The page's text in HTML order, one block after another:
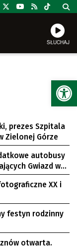
SŁUCHAJ
prezes Szpitala
Zielonej Górze
autobusy
Gwiazd w
festyn rodzinny
otwarta.